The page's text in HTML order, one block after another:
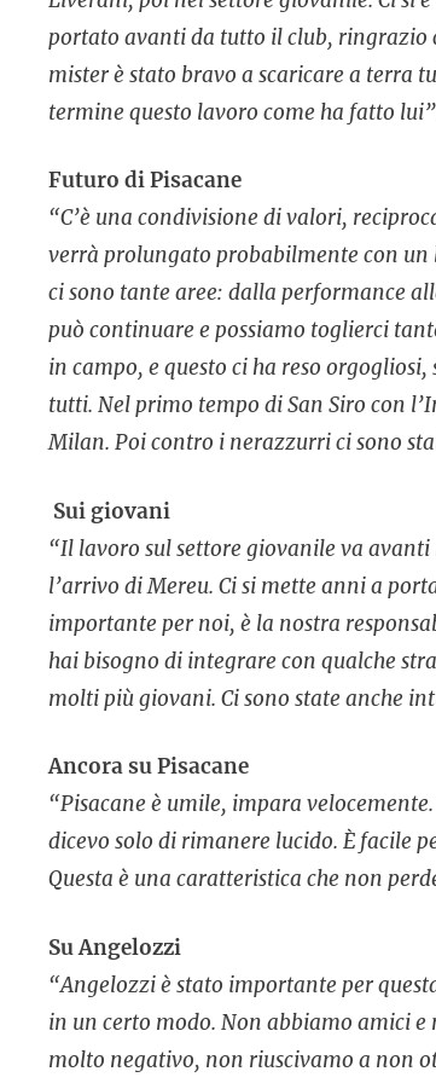
portato avanti da tutto il club, ringrazio
mister è stato bravo a scaricare a terra
termine questo lavoro come ha fatto
Futuro di Pisacane
“C’è una condivisione di valori,
verrà prolungato probabilmente con
ci sono tante aree: dalla performance
può continuare e possiamo toglierci
in campo, e questo ci ha reso
tutti. Nel primo tempo di San Siro con
Milan. Poi contro i nerazzurri ci sono
Sui giovani
“Il lavoro sul settore giovanile va
l’arrivo di Mereu. Ci si mette anni a
importante per noi, è la nostra
hai bisogno di integrare con qualche
molti più giovani. Ci sono state anche
Ancora su Pisacane
“Pisacane è umile, impara
dicevo solo di rimanere lucido. È facile
Questa è una caratteristica che non
Su Angelozzi
“Angelozzi è stato importante per
in un certo modo. Non abbiamo amici e
molto negativo, non riuscivamo a non